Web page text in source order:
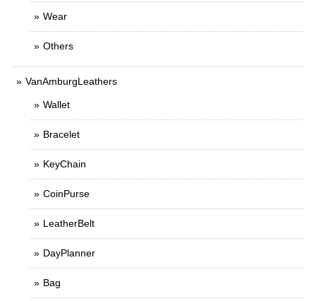
Wear
Others
VanAmburgLeathers
Wallet
Bracelet
KeyChain
CoinPurse
LeatherBelt
DayPlanner
Bag